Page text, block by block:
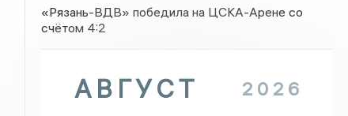
«Рязань-ВДВ» победила на ЦСКА-Арене со
счётом 4:2
АВГУСТ 2026